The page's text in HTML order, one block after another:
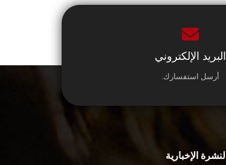
البريد الإلكتروني
أرسل استفسارك.
النشرة الإخبارية